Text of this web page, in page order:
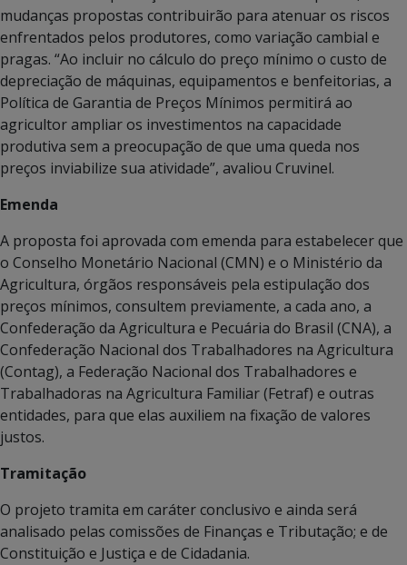
mudanças propostas contribuirão para atenuar os riscos
enfrentados pelos produtores, como variação cambial e
pragas. “Ao incluir no cálculo do preço mínimo o custo de
depreciação de máquinas, equipamentos e benfeitorias, a
Política de Garantia de Preços Mínimos permitirá ao
agricultor ampliar os investimentos na capacidade
produtiva sem a preocupação de que uma queda nos
preços inviabilize sua atividade”, avaliou Cruvinel.
Emenda
A proposta foi aprovada com emenda para estabelecer que
o Conselho Monetário Nacional (CMN) e o Ministério da
Agricultura, órgãos responsáveis pela estipulação dos
preços mínimos, consultem previamente, a cada ano, a
Confederação da Agricultura e Pecuária do Brasil (CNA), a
Confederação Nacional dos Trabalhadores na Agricultura
(Contag), a Federação Nacional dos Trabalhadores e
Trabalhadoras na Agricultura Familiar (Fetraf) e outras
entidades, para que elas auxiliem na fixação de valores
justos.
Tramitação
O projeto tramita em caráter conclusivo e ainda será
analisado pelas comissões de Finanças e Tributação; e de
Constituição e Justiça e de Cidadania.